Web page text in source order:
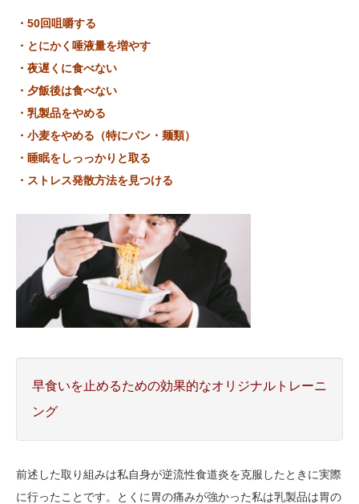
・50回咀嚼する
・とにかく唾液量を増やす
・夜遅くに食べない
・夕飯後は食べない
・乳製品をやめる
・小麦をやめる（特にパン・麺類）
・睡眠をしっっかりと取る
・ストレス発散方法を見つける
早食いを止めるための効果的なオリジナルトレーニ
ング
前述した取り組みは私自身が逆流性食道炎を克服したときに実際
に行ったことです。とくに胃の痛みが強かった私は乳製品は胃の